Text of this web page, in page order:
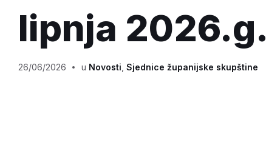
lipnja 2026.g.
26/06/2026 u Novosti Sjednice županijske skupštine